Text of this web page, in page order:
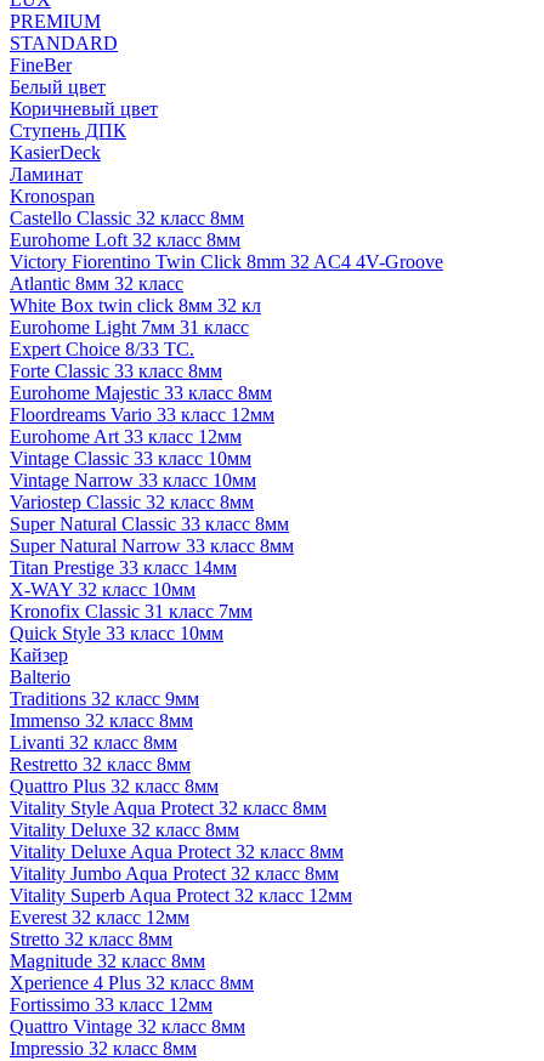
PREMIUM
STANDARD
FineBer
Белый цвет
Коричневый цвет
Ступень ДПК
KasierDeck
Ламинат
Kronospan
Castello Classic 32 класс 8мм
Eurohome Loft 32 класс 8мм
Victory Fiorentino Twin Click 8mm 32 AC4 4V-Groove
Atlantic 8мм 32 класс
White Box twin click 8мм 32 кл
Eurohome Light 7мм 31 класс
Expert Choice 8/33 TC.
Forte Classic 33 класс 8мм
Eurohome Majestic 33 класс 8мм
Floordreams Vario 33 класс 12мм
Eurohome Art 33 класс 12мм
Vintage Classic 33 класс 10мм
Vintage Narrow 33 класс 10мм
Variostep Classic 32 класс 8мм
Super Natural Classic 33 класс 8мм
Super Natural Narrow 33 класс 8мм
Titan Prestige 33 класс 14мм
X-WAY 32 класс 10мм
Kronofix Classic 31 класс 7мм
Quick Style 33 класс 10мм
Кайзер
Balterio
Traditions 32 класс 9мм
Immenso 32 класс 8мм
Livanti 32 класс 8мм
Restretto 32 класс 8мм
Quattro Plus 32 класс 8мм
Vitality Style Aqua Protect 32 класс 8мм
Vitality Deluxe 32 класс 8мм
Vitality Deluxe Aqua Protect 32 класс 8мм
Vitality Jumbo Aqua Protect 32 класс 8мм
Vitality Superb Aqua Protect 32 класс 12мм
Everest 32 класс 12мм
Stretto 32 класс 8мм
Magnitude 32 класс 8мм
Xperience 4 Plus 32 класс 8мм
Fortissimo 33 класс 12мм
Quattro Vintage 32 класс 8мм
Impressio 32 класс 8мм